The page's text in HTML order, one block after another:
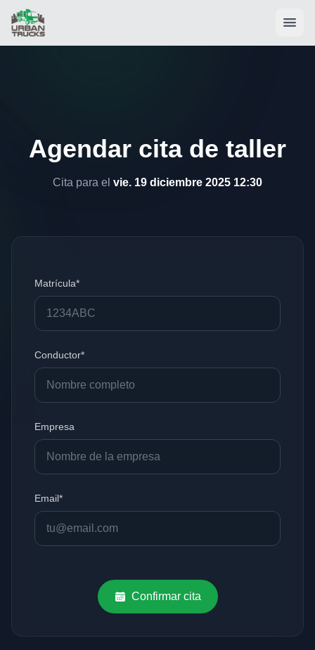
Agendar cita de taller
Cita para el vie. 19 diciembre 2025 12:30
Matrícula*
Conductor*
Empresa
Email*
Confirmar cita